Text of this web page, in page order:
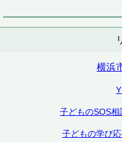
横浜
子どものSOS
子どもの学び